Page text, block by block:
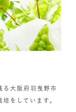
る大阪府羽曳野市
をしています。